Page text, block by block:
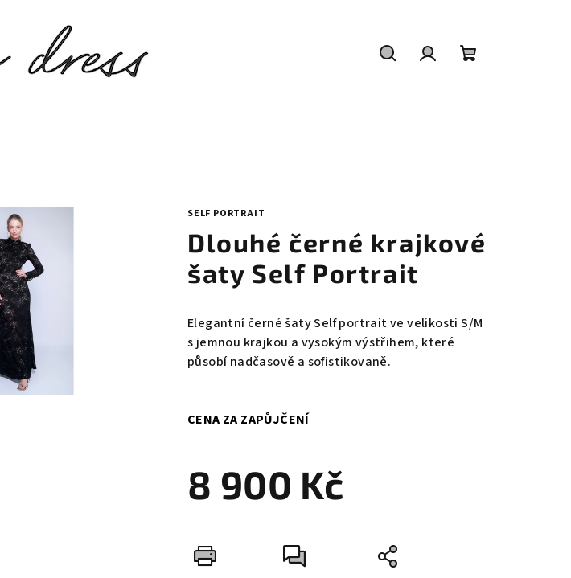
SELF PORTRAIT
Dlouhé černé krajkové
šaty Self Portrait
Elegantní černé šaty Self portrait ve velikosti S/M
s jemnou krajkou a vysokým výstřihem, které
působí nadčasově a sofistikovaně.
8 900 Kč
CENA ZA ZAPŮJČENÍ